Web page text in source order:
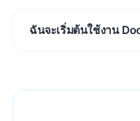
ฉันจะเริ่มต้นใช้งาน